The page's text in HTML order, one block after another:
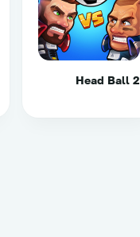
Head Ball 2